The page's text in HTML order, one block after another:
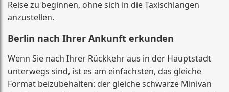
Reise zu beginnen, ohne sich in die Taxischlangen
anzustellen.
Berlin nach Ihrer Ankunft erkunden
Wenn Sie nach Ihrer Rückkehr aus in der Hauptstadt
unterwegs sind, ist es am einfachsten, das gleiche
Format beizubehalten: der gleiche schwarze Minivan